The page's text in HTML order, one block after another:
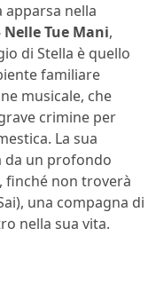
apparsa nella
Nelle Tue Mani,
di Stella è quello
familiare
musicale, che
crimine per
La sua
da un profondo
finché non troverà
una compagna di
nella sua vita.